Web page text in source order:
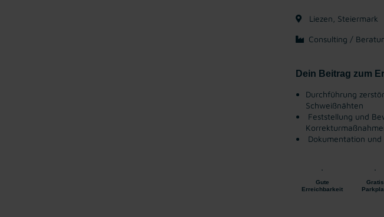
Liezen, Steiermark
Consulting /
Dein Beitrag zum
Durchführung
Schweißnähten
Feststellung und
Dokumentation
Gute
Erreichbarkeit
Gratis